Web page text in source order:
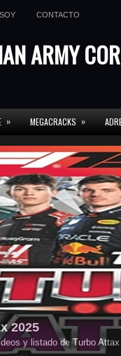
CONTACTO
ARMY
» MEGACRACKS »
2025
y listado de Turbo